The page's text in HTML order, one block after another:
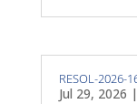
RESOL-2026-
Jul 29, 2026 |